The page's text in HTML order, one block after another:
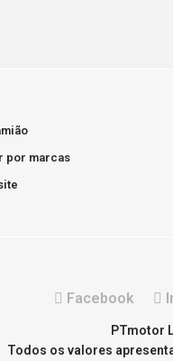
por marcas
Facebook
PTmotor
Todos os valores